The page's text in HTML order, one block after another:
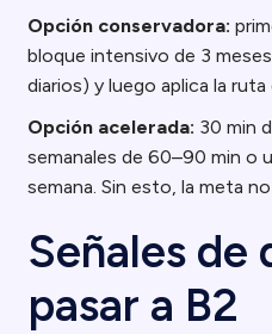
Opción conservadora:
bloque intensivo de 3
diarios) y luego aplica la ruta
Opción acelerada: 30 min
semanales de 60–90 min o
semana. Sin esto, la meta
Señales de
pasar a B2